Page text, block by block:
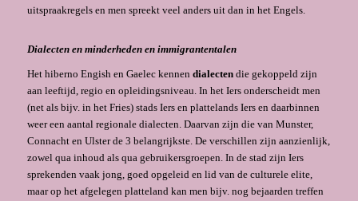
uitspraakregels en men spreekt veel anders uit dan in het Engels.
Dialecten en minderheden en immigrantentalen
Het hiberno Engish en Gaelec kennen dialectendie gekoppeld zijn
aan leeftijd, regio en opleidingsniveau. In het Iers onderscheidt men
(net als bijv. in het Fries) stads Iers en plattelands Iers en daarbinnen
weer een aantal regionale dialecten. Daarvan zijn die van Munster,
Connacht en Ulster de 3 belangrijkste. De verschillen zijn aanzienlijk,
zowel qua inhoud als qua gebruikersgroepen. In de stad zijn Iers
sprekenden vaak jong, goed opgeleid en lid van de culturele elite,
maar op het afgelegen platteland kan men bijv. nog bejaarden treffen